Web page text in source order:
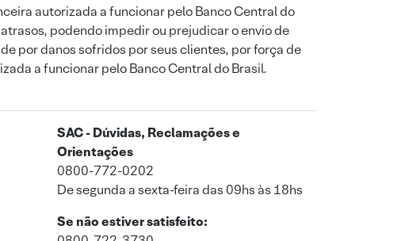
autorizada a funcionar pelo Banco Central do
podendo impedir ou prejudicar o envio de
por danos sofridos por seus clientes, por força de
a funcionar pelo Banco Central do Brasil.
SAC - Dúvidas, Reclamações e
Orientações
0800-772-0202
De segunda a sexta-feira das 09hs às 18hs
Se não estiver satisfeito: